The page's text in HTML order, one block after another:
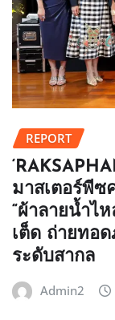
REPORT
มาสเตอร์พีซ
“ผ้าลายน้ำไ
เต็ด ถ่ายทอ
ระดับสากล
Admin2